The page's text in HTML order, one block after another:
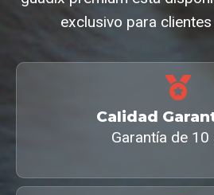
exclusivo para
Calidad
Garantía de 10